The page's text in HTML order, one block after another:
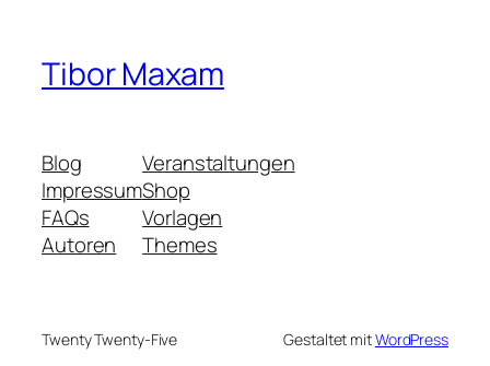
Tibor Maxam
Blog
Impressum
FAQs
Autoren
Veranstaltungen
Shop
Vorlagen
Themes
Twenty Twenty-Five Gestaltet mitWordPress